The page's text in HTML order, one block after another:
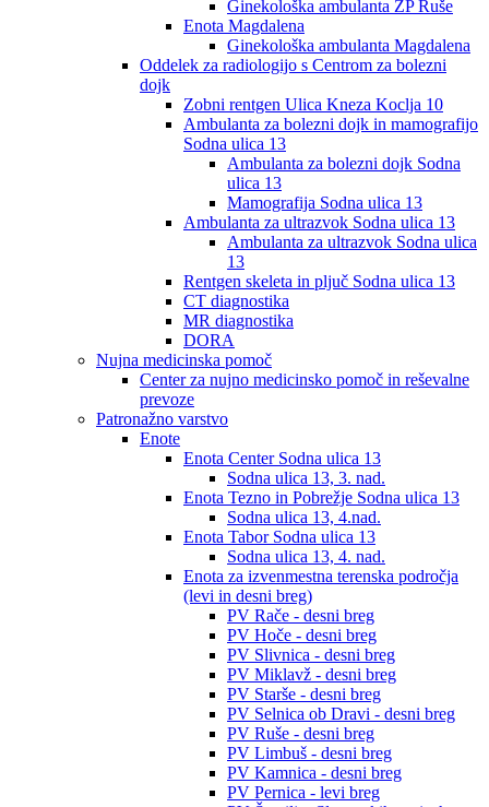
Ginekološka ambulanta ZP Ruše
Enota Magdalena
Ginekološka ambulanta Magdalena
Oddelek za radiologijo s Centrom za bolezni
dojk
Zobni rentgen Ulica Kneza Koclja 10
Ambulanta za bolezni dojk in mamografijo
Sodna ulica 13
Ambulanta za bolezni dojk Sodna
ulica 13
Mamografija Sodna ulica 13
Ambulanta za ultrazvok Sodna ulica 13
Ambulanta za ultrazvok Sodna ulica
13
Rentgen skeleta in pljuč Sodna ulica 13
CT diagnostika
MR diagnostika
DORA
Nujna medicinska pomoč
Center za nujno medicinsko pomoč in reševalne
prevoze
Patronažno varstvo
Enote
Enota Center Sodna ulica 13
Sodna ulica 13, 3. nad.
Enota Tezno in Pobrežje Sodna ulica 13
Sodna ulica 13, 4.nad.
Enota Tabor Sodna ulica 13
Sodna ulica 13, 4. nad.
Enota za izvenmestna terenska področja
(levi in desni breg)
PV Rače - desni breg
PV Hoče - desni breg
PV Slivnica - desni breg
PV Miklavž - desni breg
PV Starše - desni breg
PV Selnica ob Dravi - desni breg
PV Ruše - desni breg
PV Limbuš - desni breg
PV Kamnica - desni breg
PV Pernica - levi breg